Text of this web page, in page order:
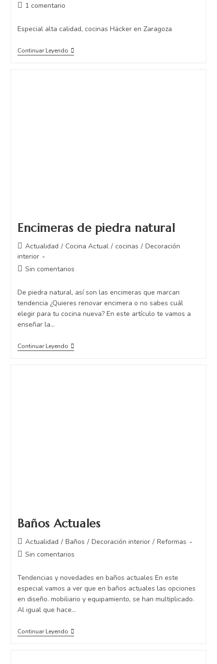
1 comentario
Especial alta calidad, cocinas Häcker en Zaragoza
Continuar Leyendo
Encimeras de piedra natural
Actualidad / Cocina Actual / cocinas / Decoración
interior
Sin comentarios
De piedra natural, así son las encimeras que marcan
tendencia ¿Quieres renovar encimera o no sabes cuál
elegir para tu cocina nueva? En este artículo te vamos a
enseñar la…
Continuar Leyendo
Baños Actuales
Actualidad / Baños / Decoración interior / Reformas
Sin comentarios
Tendencias y novedades en baños actuales En este
especial vamos a ver que en baños actuales las opciones
en diseño. mobiliario y equipamiento, se han multiplicado.
Al igual que hace…
Continuar Leyendo